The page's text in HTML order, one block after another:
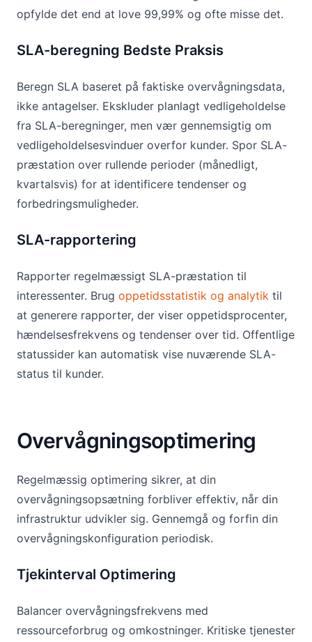
opfylde det end at love 99,99% og ofte misse det.
SLA-beregning Bedste Praksis
Beregn SLA baseret på faktiske overvågningsdata,
ikke antagelser. Ekskluder planlagt vedligeholdelse
fra SLA-beregninger, men vær gennemsigtig om
vedligeholdelsesvinduer overfor kunder. Spor SLA-
præstation over rullende perioder (månedligt,
kvartalsvis) for at identificere tendenser og
forbedringsmuligheder.
SLA-rapportering
Rapporter regelmæssigt SLA-præstation til
interessenter. Brug oppetidsstatistik og analytik til
at generere rapporter, der viser oppetidsprocenter,
hændelsesfrekvens og tendenser over tid. Offentlige
statussider kan automatisk vise nuværende SLA-
status til kunder.
Overvågningsoptimering
Regelmæssig optimering sikrer, at din
overvågningsopsætning forbliver effektiv, når din
infrastruktur udvikler sig. Gennemgå og forfin din
overvågningskonfiguration periodisk.
Tjekinterval Optimering
Balancer overvågningsfrekvens med
ressourceforbrug og omkostninger. Kritiske tjenester